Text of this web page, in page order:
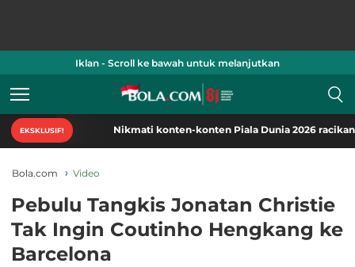
Iklan - Scroll ke bawah untuk melanjutkan
EKSKLUSIF! Nikmati konten-konten Piala Dunia 2026 racikan
Bola.com Video
Pebulu Tangkis Jonatan Christie
Tak Ingin Coutinho Hengkang ke
Barcelona